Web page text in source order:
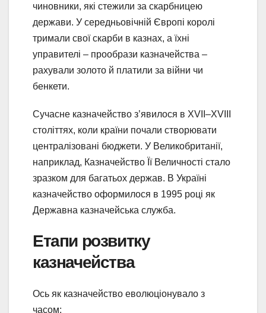
чиновники, які стежили за скарбницею
держави. У середньовічній Європі королі
тримали свої скарби в казнах, а їхні
управителі – прообрази казначейства –
рахували золото й платили за війни чи
бенкети.
Сучасне казначейство з’явилося в XVII–XVIII
століттях, коли країни почали створювати
централізовані бюджети. У Великобританії,
наприклад, Казначейство Її Величності стало
зразком для багатьох держав. В Україні
казначейство оформилося в 1995 році як
Державна казначейська служба.
Етапи розвитку
казначейства
Ось як казначейство еволюціонувало з
часом: